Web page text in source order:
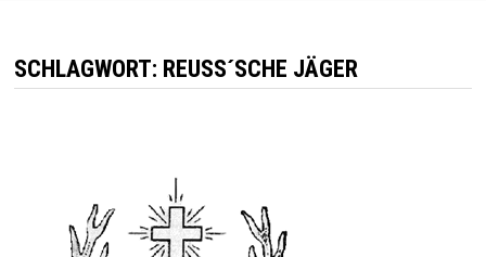
SCHLAGWORT: REUSS´SCHE JÄGER